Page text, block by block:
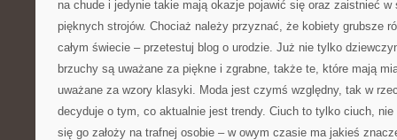
na chude i jedynie takie mają okazje pojawić się oraz zaistnieć w
pięknych strojów. Chociaż należy przyznać, że kobiety grubsze
całym świecie – przetestuj blog o urodzie. Już nie tylko
brzuchy są uważane za piękne i zgrabne, także te, które mają
uważane za wzory klasyki. Moda jest czymś względny, tak w
decyduje o tym, co aktualnie jest trendy. Ciuch to tylko ciuch,
się go założy na trafnej osobie – w owym czasie ma jakieś